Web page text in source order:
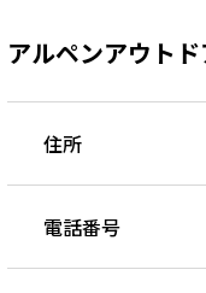
アルペンアウト
住所
電話番号